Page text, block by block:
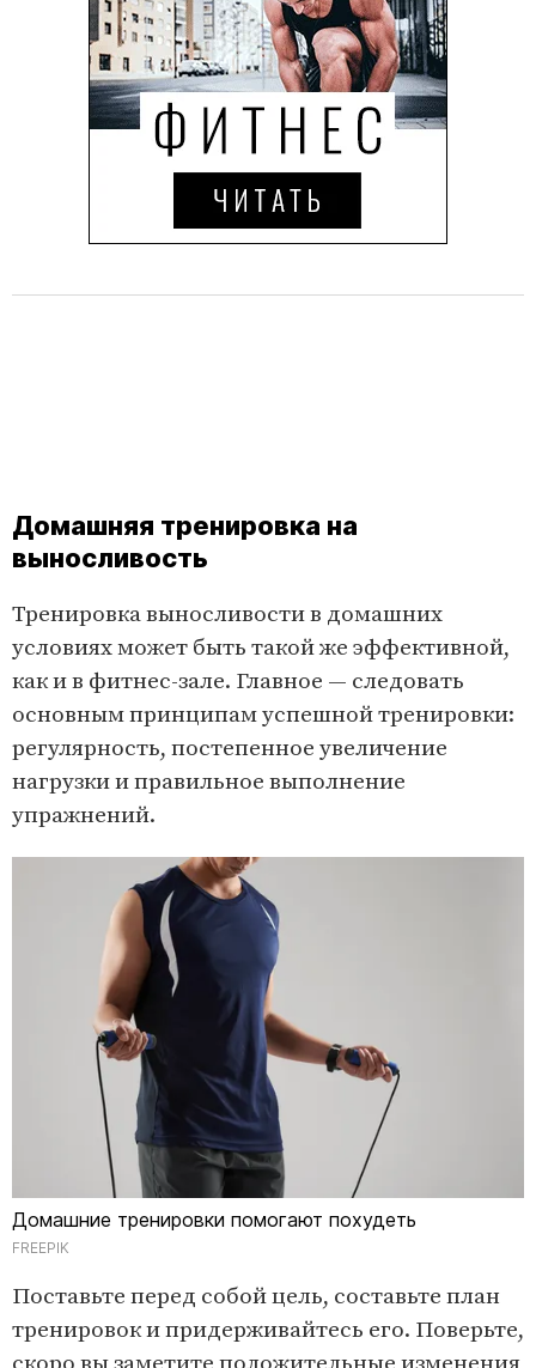
Домашняя тренировка на
выносливость
Тренировка выносливости в домашних
условиях может быть такой же эффективной,
как и в фитнес-зале. Главное — следовать
основным принципам успешной тренировки:
регулярность, постепенное увеличение
нагрузки и правильное выполнение
упражнений.
Домашние тренировки помогают похудеть
FREEPIK
Поставьте перед собой цель, составьте план
тренировок и придерживайтесь его. Поверьте,